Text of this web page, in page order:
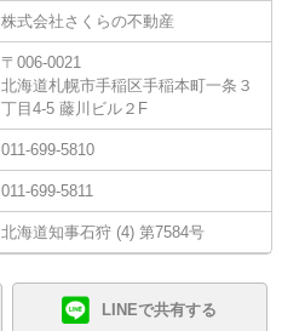
株式会社さくらの不動産
〒006-0021
北海道札幌市手稲区手稲本町一条３
丁目4-5 藤川ビル２F
011-699-5810
011-699-5811
北海道知事石狩 (4) 第7584号
LINEで共有する